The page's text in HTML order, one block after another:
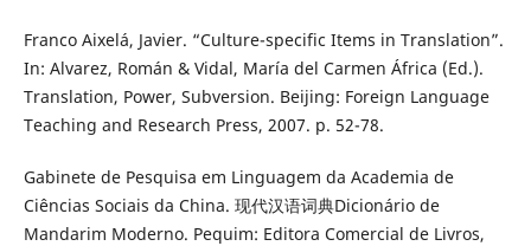
Franco Aixelá, Javier. “Culture-specific Items in Translation”.
In: Alvarez, Román & Vidal, María del Carmen África (Ed.).
Translation, Power, Subversion. Beijing: Foreign Language
Teaching and Research Press, 2007. p. 52-78.
Gabinete de Pesquisa em Linguagem da Academia de
Ciências Sociais da China. 现代汉语词典Dicionário de
Mandarim Moderno. Pequim: Editora Comercial de Livros,